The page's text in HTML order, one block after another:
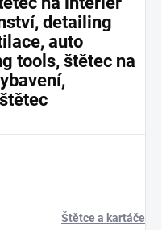
detailing
auto
tools, štětec na
Štětce a kartáče